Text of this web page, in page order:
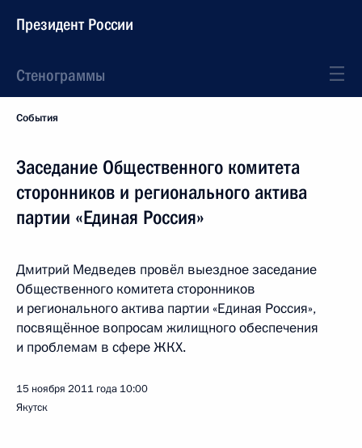
Президент России
Стенограммы
События
Заседание Общественного комитета
сторонников и регионального актива
партии «Единая Россия»
Дмитрий Медведев провёл выездное заседание
Общественного комитета сторонников
и регионального актива партии «Единая Россия»,
посвящённое вопросам жилищного обеспечения
и проблемам в сфере ЖКХ.
15 ноября 2011 года 10:00
Якутск